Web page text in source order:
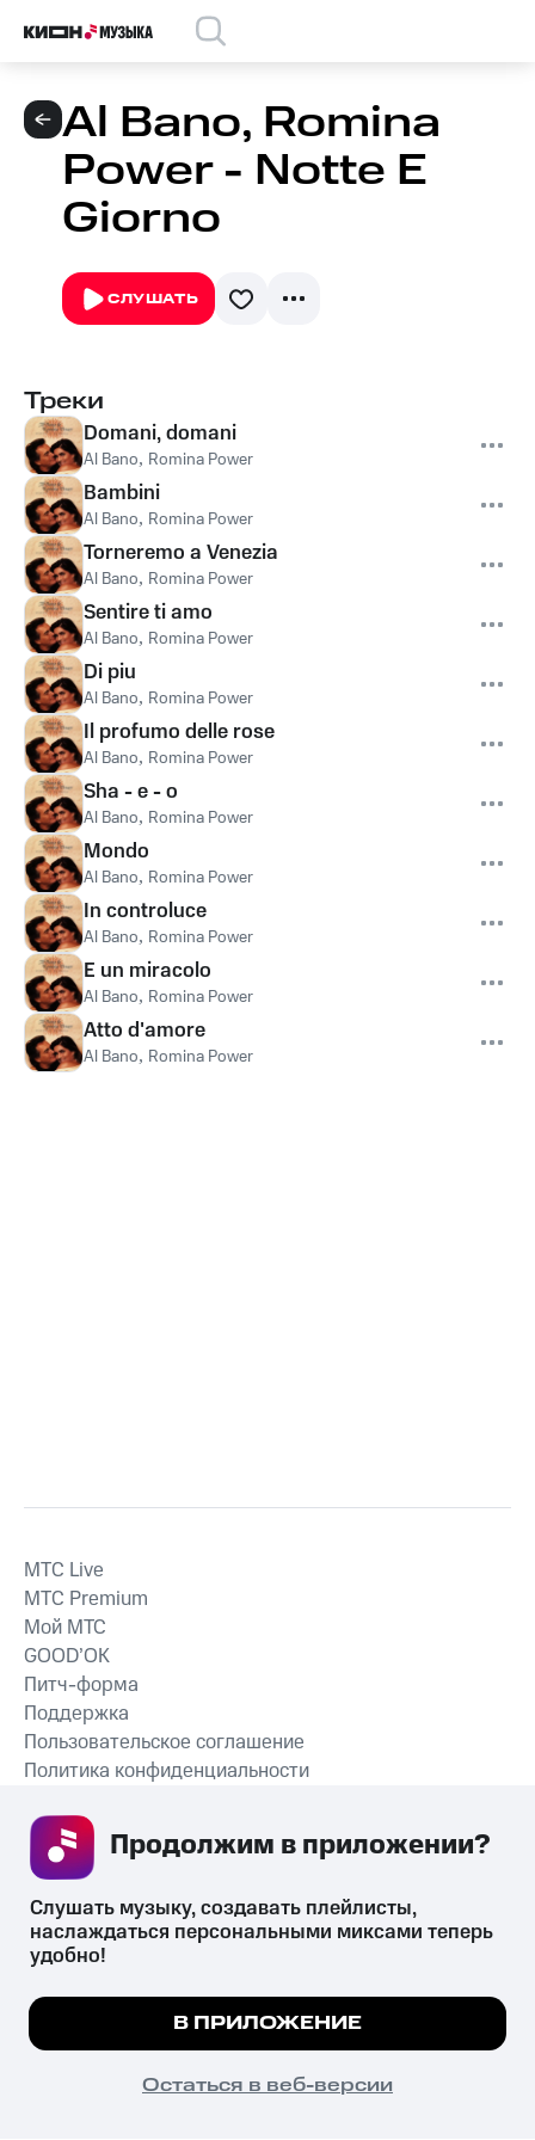
Al Bano, Romina
Power - Notte E
Giorno
СЛУШАТЬ
Треки
Domani, domani
Al Bano, Romina Power
Bambini
Al Bano, Romina Power
Torneremo a Venezia
Al Bano, Romina Power
Sentire ti amo
Al Bano, Romina Power
Di piu
Al Bano, Romina Power
Il profumo delle rose
Al Bano, Romina Power
Sha - e - o
Al Bano, Romina Power
Mondo
Al Bano, Romina Power
In controluce
Al Bano, Romina Power
E un miracolo
Al Bano, Romina Power
Atto d'amore
Al Bano, Romina Power
СКАЧАТЬ ПРИЛОЖЕНИЕ
MTС Live
MTС Premium
Мой МТС
GOOD’OK
Питч-форма
Поддержка
Пользовательское соглашение
Политика конфиденциальности
психотропных веществ, их аналогов причиняет вред здоровью,
их незаконный оборот запрещён и влечёт установленную
законодательством ответственность.
© 2026 ООО «КИОН».
Все права защищены
Мы используем куки, чтобы на сайте все
Подробнее
ПОНЯТНО
Слушать музыку, создавать плейлисты,
наслаждаться персональными миксами теперь
удобно!
В ПРИЛОЖЕНИЕ
Остаться в веб-версии